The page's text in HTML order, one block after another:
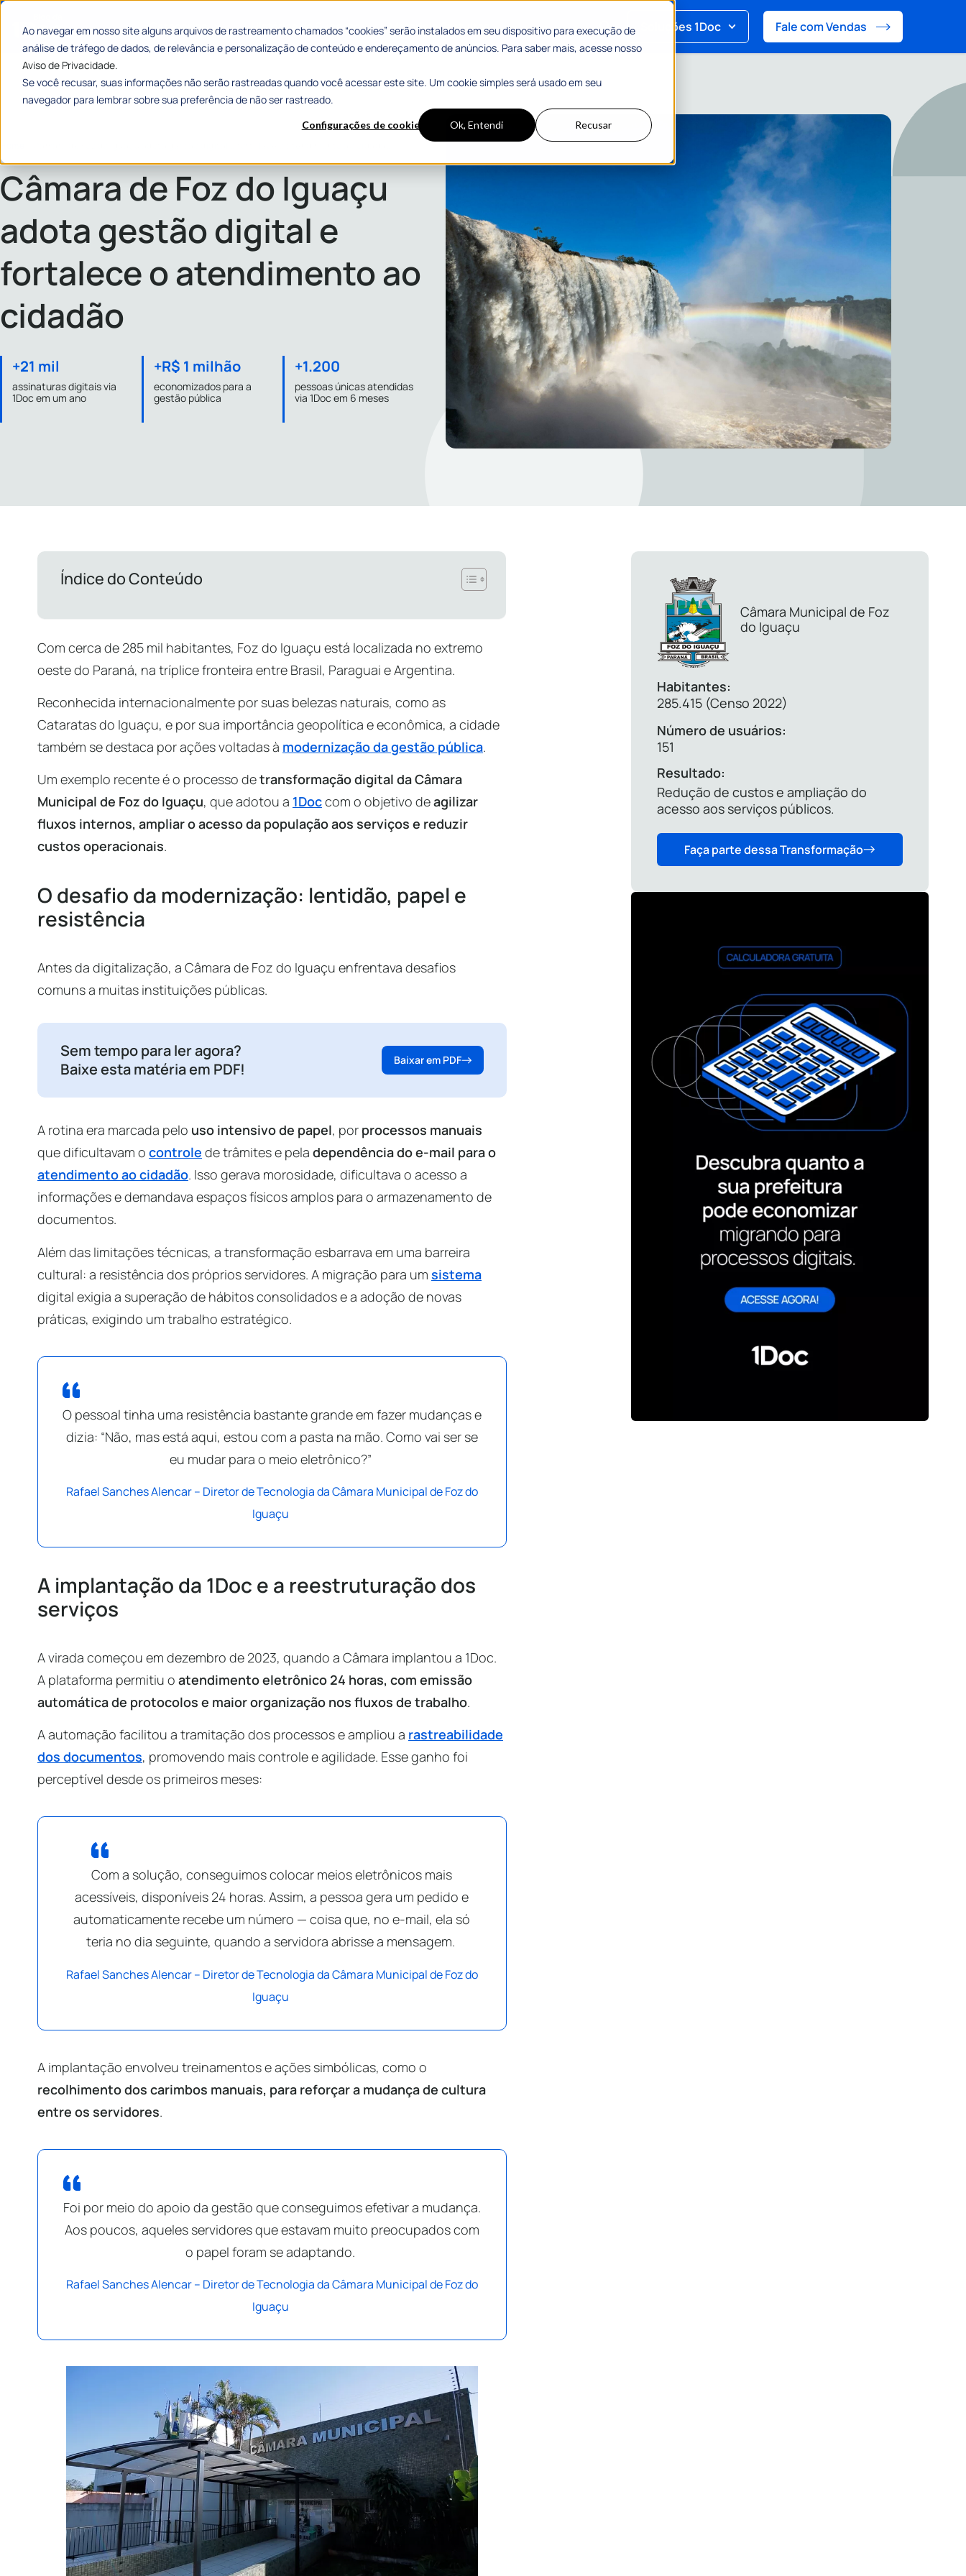
Ao navegar em nosso site alguns arquivos de rastreamento chamados “cookies” serão instalados em seu dispositivo para execução de
análise de tráfego de dados, de relevância e personalização de conteúdo e endereçamento de anúncios. Para saber mais, acesse nosso
Aviso de Privacidade.
Se você recusar, suas informações não serão rastreadas quando você acessar este site. Um cookie simples será usado em seu
navegador para lembrar sobre sua preferência de não ser rastreado.
Configurações de cookies Ok, Entendi Recusar
Categorias Histórias de Sucesso Materiais Gratuitos Soluções 1Doc Fale com Vendas
Câmara de Foz do Iguaçu
adota gestão digital e
fortalece o atendimento ao
cidadão
+21 mil
assinaturas digitais via
1Doc em um ano
+R$ 1 milhão
economizados para a
gestão pública
+1.200
pessoas únicas atendidas
via 1Doc em 6 meses
Índice do Conteúdo
Com cerca de 285 mil habitantes, Foz do Iguaçu está localizada no extremo
oeste do Paraná, na tríplice fronteira entre Brasil, Paraguai e Argentina.
Reconhecida internacionalmente por suas belezas naturais, como as
Cataratas do Iguaçu, e por sua importância geopolítica e econômica, a cidade
também se destaca por ações voltadas à modernização da gestão pública.
Um exemplo recente é o processo detransformação digital da Câmara
Municipal de Foz do Iguaçu, que adotou a 1Doccom o objetivo deagilizar
fluxos internos, ampliar o acesso da população aos serviços e reduzir
custos operacionais.
O desafio da modernização: lentidão, papel e
resistência
Antes da digitalização, a Câmara de Foz do Iguaçu enfrentava desafios
comuns a muitas instituições públicas.
Sem tempo para ler agora?
Baixe esta matéria em PDF!
Baixar em PDF
A rotina era marcada pelo uso intensivo de papel, por processos manuais
que dificultavam o controle de trâmites e pela dependência do e-mail para o
atendimento ao cidadão. Isso gerava morosidade, dificultava o acesso a
informações e demandava espaços físicos amplos para o armazenamento de
documentos.
Além das limitações técnicas, a transformação esbarrava em uma barreira
cultural: a resistência dos próprios servidores. A migração para um sistema
digital exigia a superação de hábitos consolidados e a adoção de novas
práticas, exigindo um trabalho estratégico.
O pessoal tinha uma resistência bastante grande em fazer mudanças e
dizia: “Não, mas está aqui, estou com a pasta na mão. Como vai ser se
eu mudar para o meio eletrônico?”
Rafael Sanches Alencar – Diretor de Tecnologia da Câmara Municipal de Foz do
Iguaçu
A implantação da 1Doc e a reestruturação dos
serviços
A virada começou em dezembro de 2023, quando a Câmara implantou a 1Doc.
A plataforma permitiu o atendimento eletrônico 24 horas, com emissão
automática de protocolos e maior organização nos fluxos de trabalho.
A automação facilitou a tramitação dos processos e ampliou a rastreabilidade
dos documentos, promovendo mais controle e agilidade. Esse ganho foi
perceptível desde os primeiros meses:
Com a solução, conseguimos colocar meios eletrônicos mais
acessíveis, disponíveis 24 horas. Assim, a pessoa gera um pedido e
automaticamente recebe um número — coisa que, no e-mail, ela só
teria no dia seguinte, quando a servidora abrisse a mensagem.
Rafael Sanches Alencar – Diretor de Tecnologia da Câmara Municipal de Foz do
Iguaçu
A implantação envolveu treinamentos e ações simbólicas, como o
recolhimento dos carimbos manuais, para reforçar a mudança de cultura
entre os servidores.
Foi por meio do apoio da gestão que conseguimos efetivar a mudança.
Aos poucos, aqueles servidores que estavam muito preocupados com
o papel foram se adaptando.
Rafael Sanches Alencar – Diretor de Tecnologia da Câmara Municipal de Foz do
Iguaçu
Câmara Municipal de Foz
do Iguaçu
Habitantes:
285.415 (Censo 2022)
Número de usuários:
151
Resultado:
Redução de custos e ampliação do
acesso aos serviços públicos.
Faça parte dessa Transformação